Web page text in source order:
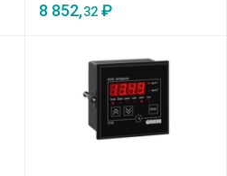
8 852,32₽